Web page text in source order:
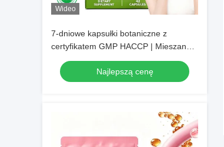
Wideo
7-dniowe kapsułki botaniczne z
certyfikatem GMP HACCP | Mieszanka
wielu ziół Codzienny suplement
składników odżywczych dla roślin,
dostępna marka prywatna
Najlepszą cenę